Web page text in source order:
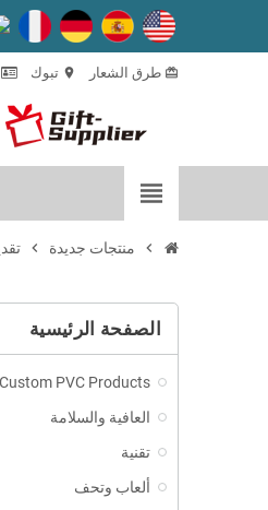
card_giftcard طرق الشعار location_on تبوك
view_headline
chevron_right منتجات جديدة chevron_right
الصفحة الرئيسية
Custom PVC Products
العافية والسلامة
تقنية
ألعاب وتحف